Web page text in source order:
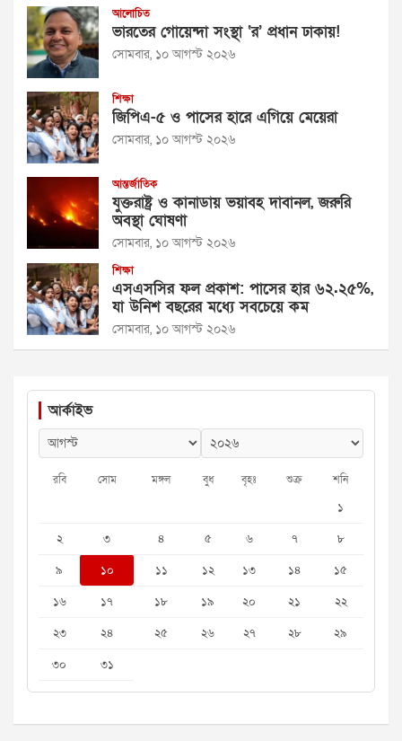
আলোচিত
ভারতের গোয়েন্দা সংস্থা ‘র’ প্রধান ঢাকায়!
সোমবার, ১০ আগস্ট ২০২৬
শিক্ষা
জিপিএ-৫ ও পাসের হারে এগিয়ে মেয়েরা
সোমবার, ১০ আগস্ট ২০২৬
আন্তর্জাতিক
যুক্তরাষ্ট্র ও কানাডায় ভয়াবহ দাবানল, জরুরি
অবস্থা ঘোষণা
সোমবার, ১০ আগস্ট ২০২৬
শিক্ষা
এসএসসির ফল প্রকাশ: পাসের হার ৬২.২৫%,
যা উনিশ বছরের মধ্যে সবচেয়ে কম
সোমবার, ১০ আগস্ট ২০২৬
আর্কাইভ
রবি সোম মঙ্গল বুধ বৃহঃ শুক্র শনি
১
২
৩ ৪ ৫ ৬ ৭
৮
৯
১০ ১১ ১২ ১৩ ১৪
১৫
১৬
১৭ ১৮ ১৯ ২০ ২১
২২
২৩
২৪ ২৫ ২৬ ২৭ ২৮
২৯
৩০
৩১